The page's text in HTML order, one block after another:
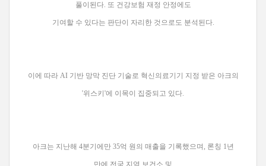
풀이된다. 또 건강보험 재정 안정에도
기여할 수 있다는 판단이 자리한 것으로도 분석된다.
이에 따라 AI 기반 망막 진단 기술로 혁신의료기기 지정 받은 아크의
'위스키'에 이목이 집중되고 있다.
아크는 지난해 4분기에만 35억 원의 매출을 기록했으며, 론칭 1년